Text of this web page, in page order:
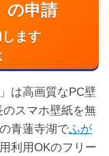
の申請
ます
は高画質なPC壁
スマホ壁紙を無
青蓮寺湖でふが
利用OKのフリー